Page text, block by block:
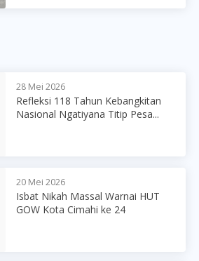
28 Mei 2026
Refleksi 118 Tahun Kebangkitan
Nasional Ngatiyana Titip Pesa...
20 Mei 2026
Isbat Nikah Massal Warnai HUT
GOW Kota Cimahi ke 24